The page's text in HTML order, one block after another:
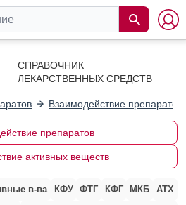
СПРАВОЧНИК
ЛЕКАРСТВЕННЫХ СРЕДСТВ
Взаимодействие препаратов
препаратов
активных веществ
в-ва КФУ ФТГ КФГ МКБ АТХ